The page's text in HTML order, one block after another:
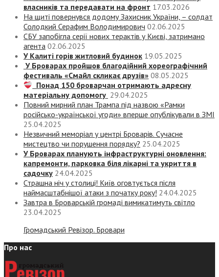
власників та передавати на фронт 17.03.2026
На щиті повернувся додому Захисник України, – солдат
Солодкий Серафим Володимирович 02.06.2025
СБУ запобігла серії нових терактів у Києві, затримано
агента 02.06.2025
У Калиті горів житловий будинок 19.05.2025
У Броварах пройшов благодійний хореографічний
фестиваль «Смайл скликає друзів» 08.05.2025
Понад 150 броварчан отримають адресну
матеріальну допомогу 29.04.2025
Повний мирний план Трампа під назвою «‎Рамки
російсько-української угоди» вперше опублікували в ЗМІ
25.04.2025
Незвичний меморіал у центрі Броварів. Сучасне
мистецтво чи порушення порядку? 25.04.2025
У Броварах планують інфраструктурні оновлення:
капремонти, парковка біля лікарні та укриття в
садочку 24.04.2025
Страшна ніч у столиці! Київ оговтується після
наймасштабнішої атаки з початку року! 24.04.2025
Завтра в Броварській громаді вимикатимуть світло
23.04.2025
Громадський Ревізор. Бровари
Про нас